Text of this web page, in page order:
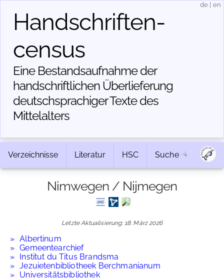
Handschriften­
census
Eine Bestandsaufnahme der
handschriftlichen Über­lieferung
deutschsprachiger Texte des
Mittelalters
de en
Verzeichnisse Literatur HSC Suche
Nimwegen / Nijmegen
Letzte Aktualisierung: 18. März 2026
Albertinum
Gemeentearchief
Institut du Titus Brandsma
Jezuietenbibliotheek Berchmanianum
Universitätsbibliothek